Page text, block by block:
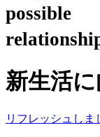
possible
新生活
リフレッシュしま